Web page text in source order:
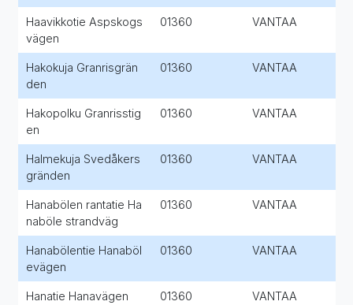
Haavikkotie Aspskogs
vägen
01360 VANTAA
Hakokuja Granrisgrän
den
01360 VANTAA
Hakopolku Granrisstig
en
01360 VANTAA
Halmekuja Svedåkers
gränden
01360 VANTAA
Hanabölen rantatie Ha
naböle strandväg
01360 VANTAA
Hanabölentie Hanaböl
evägen
01360 VANTAA
Hanatie Hanavägen 01360 VANTAA